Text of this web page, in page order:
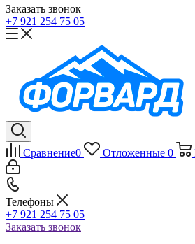
Заказать звонок
+7 921 254 75 05
Сравнение0 Отложенные 0
Телефоны
+7 921 254 75 05
Заказать звонок